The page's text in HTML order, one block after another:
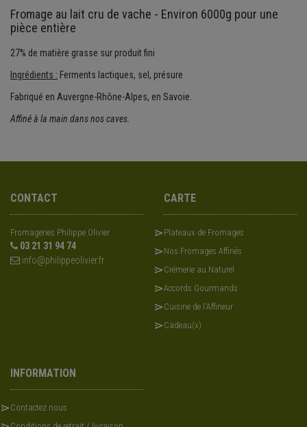
Fromage au lait cru de vache - Environ 6000g pour une
pièce entière
27% de matière grasse sur produit fini
Ingrédients : Ferments lactiques, sel, présure
Fabriqué en Auvergne-Rhône-Alpes, en Savoie.
Affiné à la main dans nos caves.
CONTACT
Fromageries Philippe Olivier
03 21 31 94 74
info@philippeolivier.fr
CARTE
Plateaux de Fromages
Nos Fromages Affinés
Crémerie au Naturel
Accords Gourmands
Cuisine de l'Affineur
Cadeau(x)
INFORMATION
Contactez nous